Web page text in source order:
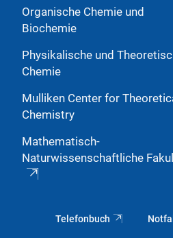
Organische Chemie und
Biochemie
Physikalische und
Chemie
Mulliken Center for
Chemistry
Mathematisch-
Naturwissenschaftliche
Telefonbuch